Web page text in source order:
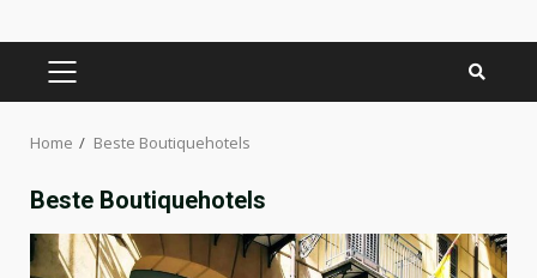
PRIMARY
Home Beste Boutiquehotels
Beste Boutiquehotels